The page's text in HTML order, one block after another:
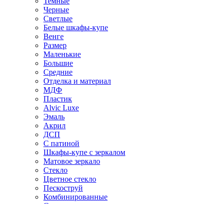
Черные
Светлые
Белые шкафы-купе
Венге
Размер
Маленькие
Большие
Средние
Отделка и материал
МДФ
Пластик
Alvic Luxe
Эмаль
Акрил
ДСП
С патиной
Шкафы-купе с зеркалом
Матовое зеркало
Стекло
Цветное стекло
Пескоструй
Комбинированные